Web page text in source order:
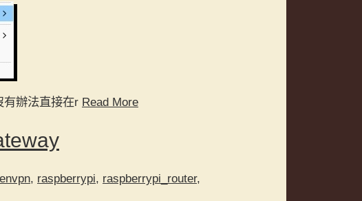
有辦法直接在r Read More
, raspberrypi, raspberrypi_router,